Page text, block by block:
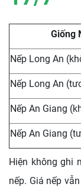
Giống
Nếp Long An
Nếp Long An
Nếp An Giang
Nếp An Giang
Hiện không ghi
nếp. Giá nếp